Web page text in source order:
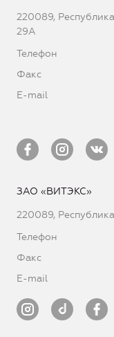
220089,
29А
Телефон
Факс
E-mail
ЗАО «ВИТЭКС»
220089,
Телефон
Факс
E-mail